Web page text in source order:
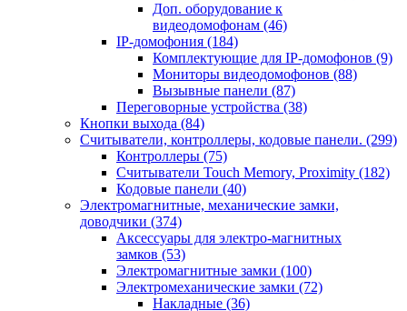
Доп. оборудование к
видеодомофонам (46)
IP-домофония (184)
Комплектующие для IP-домофонов (9)
Мониторы видеодомофонов (88)
Вызывные панели (87)
Переговорные устройства (38)
Кнопки выхода (84)
Считыватели, контроллеры, кодовые панели. (299)
Контроллеры (75)
Считыватели Touch Memory, Proximity (182)
Кодовые панели (40)
Электромагнитные, механические замки,
доводчики (374)
Аксессуары для электро-магнитных
замков (53)
Электромагнитные замки (100)
Электромеханические замки (72)
Накладные (36)